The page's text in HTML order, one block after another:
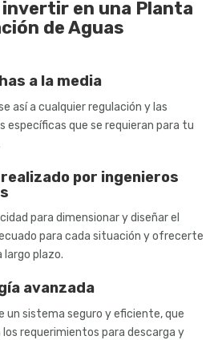
en una Planta
de Aguas
a la media
así a cualquier regulación y las
específicas que se requieran para tu
por ingenieros
para dimensionar y diseñar el
para cada situación y ofrecerte
largo plazo.
avanzada
un sistema seguro y eficiente, que
requerimientos para descarga y